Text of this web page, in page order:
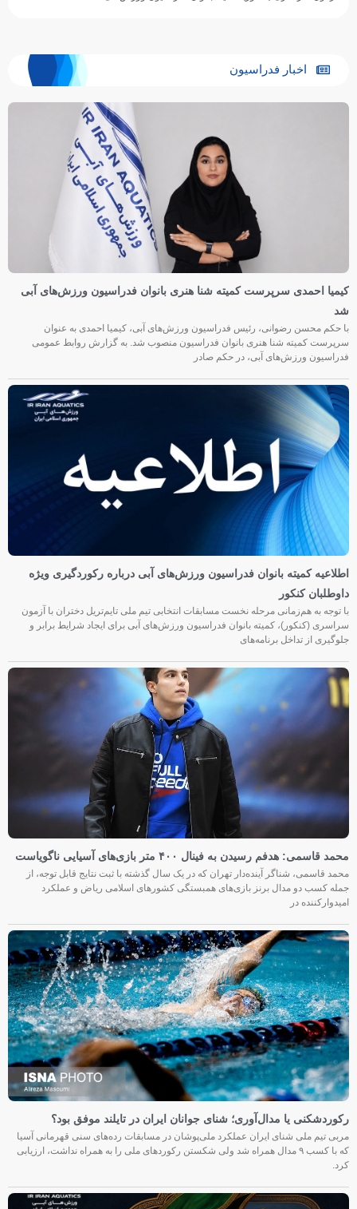
اخبار فدراسیون
کیمیا احمدی سرپرست کمیته شنا هنری بانوان فدراسیون ورزش‌های آبی
شد
با حکم محسن رضوانی، رئیس فدراسیون ورزش‌های آبی، کیمیا احمدی به عنوان
سرپرست کمیته شنا هنری بانوان فدراسیون منصوب شد. به گزارش روابط عمومی
فدراسیون ورزش‌های آبی، در حکم صادر
اطلاعیه کمیته بانوان فدراسیون ورزش‌های آبی درباره رکوردگیری ویژه
داوطلبان کنکور
با توجه به هم‌زمانی مرحله نخست مسابقات انتخابی تیم ملی تایم‌تریل دختران با آزمون
سراسری (کنکور)، کمیته بانوان فدراسیون ورزش‌های آبی برای ایجاد شرایط برابر و
جلوگیری از تداخل برنامه‌های
محمد قاسمی: هدفم رسیدن به فینال ۴۰۰ متر بازی‌های آسیایی ناگویاست
محمد قاسمی، شناگر آینده‌دار تهران که در یک سال گذشته با ثبت نتایج قابل توجه، از
جمله کسب دو مدال برنز بازی‌های همبستگی کشورهای اسلامی ریاض و عملکرد
امیدوارکننده در
رکوردشکنی یا مدال‌آوری؛ شنای جوانان ایران در تایلند موفق بود؟
مربی تیم ملی شنای ایران عملکرد ملی‌پوشان در مسابقات رده‌های سنی قهرمانی آسیا
که با کسب ۹ مدال همراه شد ولی شکستن رکوردهای ملی را به همراه نداشت، ارزیابی
کرد.